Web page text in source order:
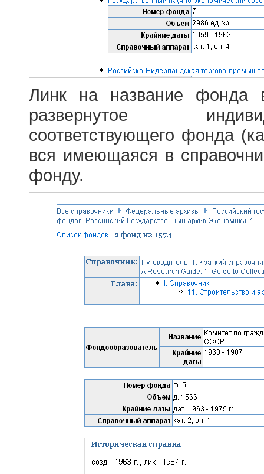
Линк на название фонда
развернутое
соответствующего фонда
вся имеющаяся в
фонду.